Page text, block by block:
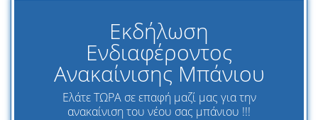
Εκδήλωση
Ενδιαφέροντος
Ανακαίνισης Μπάνιου
Ελάτε ΤΩΡΑ σε επαφή μαζί μας για την
ανακαίνιση του νέου σας μπάνιου !!!